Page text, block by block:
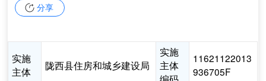
分享
实施
主体
陇西县住房和城乡建设局
实施
主体
编码
11621122013
936705F